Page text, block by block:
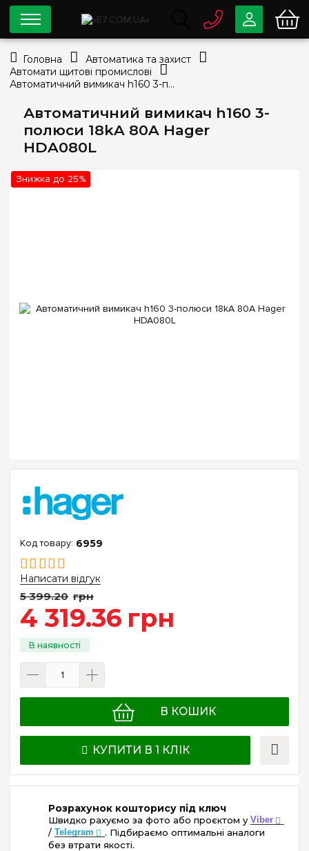
Автоматичний вимикач h160 3-
полюси 18kA 80A Hager
HDA080L
Знижка до 25%
6959
Написати відгук
5 399.20 грн
4 319.36 грн
В КОШИК
КУПИТИ В 1 КЛІК
Розрахунок кошторису під ключ
Швидко рахуємо за фото або проєктом у Viber
/ Telegram
. Підбираємо оптимальні аналоги
без втрати якості.
0 800 33-63-07
info@e7.com.ua
Viber Telegram
Головна
Автоматика та захист
Автомати щитові промислові
Автоматичний вимикач h160 3-полюси 18kA 80A Hager HDA080L